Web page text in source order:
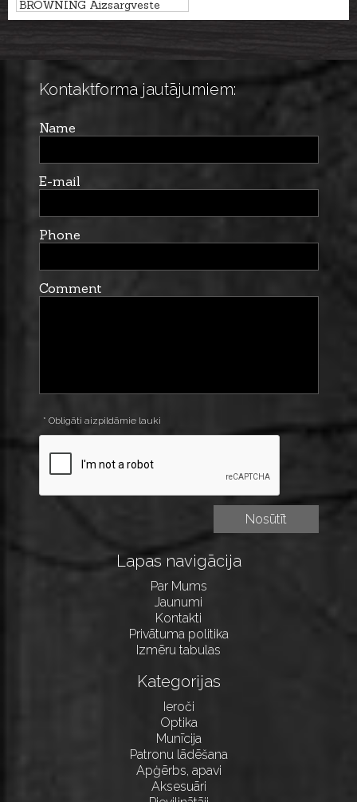
BROWNING Aizsargveste
sunim HUNTER, 80cm
Kontaktforma jautājumiem:
Name
E-mail
Phone
Comment
* Obligāti aizpildāmie lauki
Lapas navigācija
Par Mums
Jaunumi
Kontakti
Privātuma politika
Izmēru tabulas
Kategorijas
Ieroči
Optika
Munīcija
Patronu lādēšana
Apģērbs, apavi
Aksesuāri